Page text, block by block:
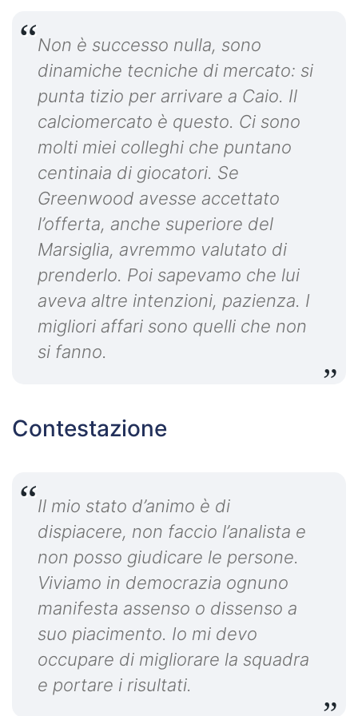
Non è successo nulla, sono
dinamiche tecniche di mercato: si
punta tizio per arrivare a Caio. Il
calciomercato è questo. Ci sono
molti miei colleghi che puntano
centinaia di giocatori. Se
Greenwood avesse accettato
l’offerta, anche superiore del
Marsiglia, avremmo valutato di
prenderlo. Poi sapevamo che lui
aveva altre intenzioni, pazienza. I
migliori affari sono quelli che non
si fanno.
Contestazione
Il mio stato d’animo è di
dispiacere, non faccio l’analista e
non posso giudicare le persone.
Viviamo in democrazia ognuno
manifesta assenso o dissenso a
suo piacimento. Io mi devo
occupare di migliorare la squadra
e portare i risultati.